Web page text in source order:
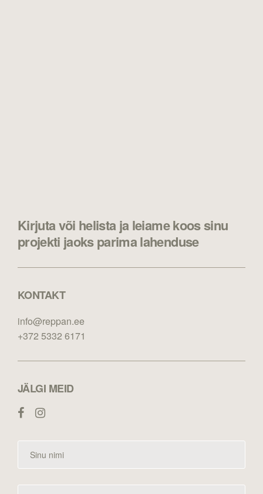
Kirjuta või helista ja leiame koos sinu
projekti jaoks parima lahenduse
KONTAKT
info@reppan.ee
+372 5332 6171
JÄLGI MEID